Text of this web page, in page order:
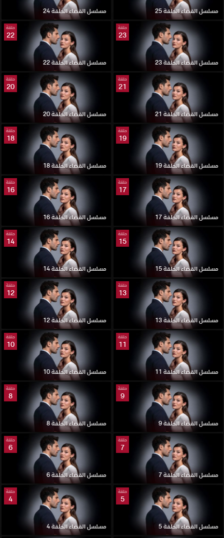
مسلسل القضاء الحلقة 25 مسلسل القضاء الحلقة 24
حلقة
23
مسلسل القضاء الحلقة 23
حلقة
22
مسلسل القضاء الحلقة 22
حلقة
21
مسلسل القضاء الحلقة 21
حلقة
20
مسلسل القضاء الحلقة 20
حلقة
19
مسلسل القضاء الحلقة 19
حلقة
18
مسلسل القضاء الحلقة 18
حلقة
17
مسلسل القضاء الحلقة 17
حلقة
16
مسلسل القضاء الحلقة 16
حلقة
15
مسلسل القضاء الحلقة 15
حلقة
14
مسلسل القضاء الحلقة 14
حلقة
13
مسلسل القضاء الحلقة 13
حلقة
12
مسلسل القضاء الحلقة 12
حلقة
11
مسلسل القضاء الحلقة 11
حلقة
10
مسلسل القضاء الحلقة 10
حلقة
9
مسلسل القضاء الحلقة 9
حلقة
8
مسلسل القضاء الحلقة 8
حلقة
7
مسلسل القضاء الحلقة 7
حلقة
6
مسلسل القضاء الحلقة 6
حلقة
5
مسلسل القضاء الحلقة 5
حلقة
4
مسلسل القضاء الحلقة 4